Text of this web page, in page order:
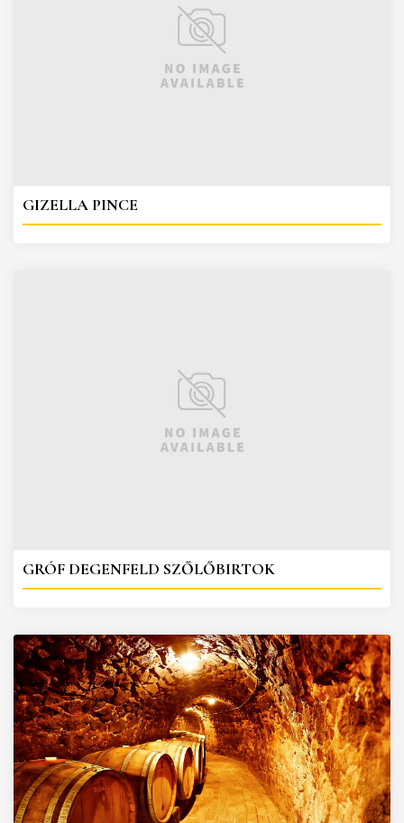
GIZELLA PINCE
GRÓF DEGENFELD SZŐLŐBIRTOK